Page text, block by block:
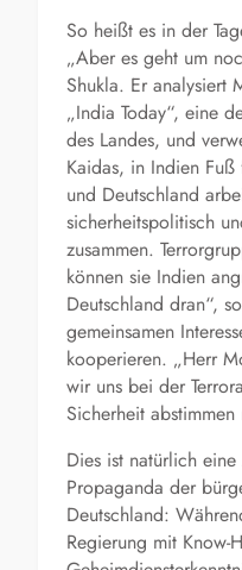
So heißt es in der
„Aber es geht um
Shukla. Er analysiert
„India Today“, eine
des Landes, und
Kaidas, in Indien
und Deutschland
sicherheitspolitisch
zusammen.
können sie Indien
Deutschland dran“,
gemeinsamen
kooperieren. „Herr
wir uns bei der
Sicherheit abstimmen
Dies ist natürlich
Propaganda der
Deutschland:
Regierung mit Know-